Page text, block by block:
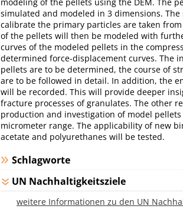
simulated and modeled in 3 dimensions.
calibrate the primary particles are taken
of the pellets will then be modeled with
curves of the modeled pellets in the
determined force-displacement curves. The
pellets are to be determined, the course of
are to be followed in detail. In addition, the
will be recorded. This will provide deeper
fracture processes of granulates. The other
production and investigation of model
micrometer range. The applicability of new
acetate and polyurethanes will be tested.
Schlagworte
UN Nachhaltigkeitsziele
weitere Informationen zu den UN